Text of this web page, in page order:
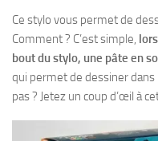
Ce stylo vous permet de
Comment ? C’est simple,
bout du stylo, une pâte en
qui permet de dessiner dans
pas ? Jetez un coup d’œil à